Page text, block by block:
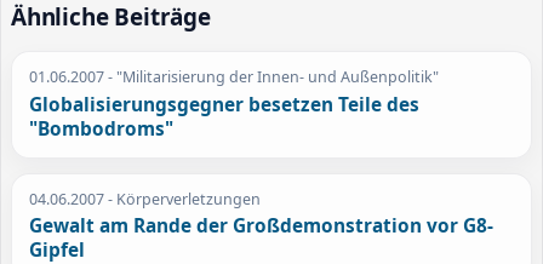
Ähnliche Beiträge
01.06.2007- "Militarisierung der Innen- und Außenpolitik"
Globalisierungsgegner besetzen Teile des
"Bombodroms"
04.06.2007- Körperverletzungen
Gewalt am Rande der Großdemonstration vor G8-
Gipfel